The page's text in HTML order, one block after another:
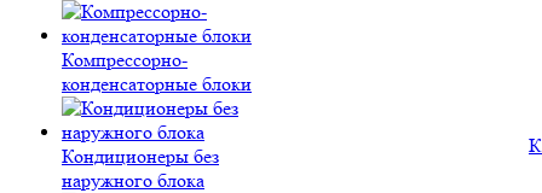
Компрессорно-
конденсаторные блоки
Кондиционеры без
наружного блока